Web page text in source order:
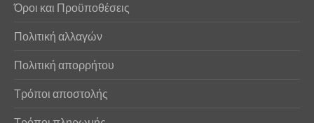
Όροι και Προϋποθέσεις
Πολιτική αλλαγών
Πολιτική απορρήτου
Τρόποι αποστολής